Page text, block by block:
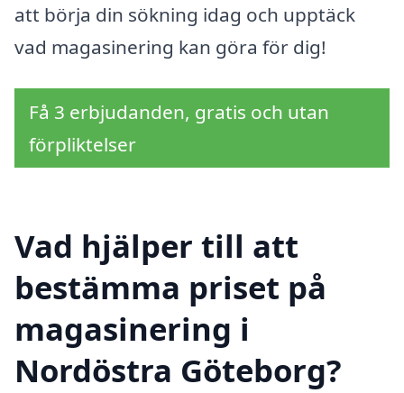
att börja din sökning idag och upptäck
vad magasinering kan göra för dig!
Få 3 erbjudanden, gratis och utan
förpliktelser
Vad hjälper till att
bestämma priset på
magasinering i
Nordöstra Göteborg?